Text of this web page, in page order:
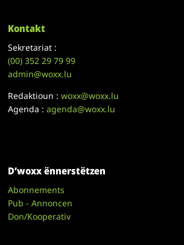
Kontakt
Sekretariat :
(00)352 29 79 99
admin@woxx.lu
Redaktioun :woxx@woxx.lu
Agenda :agenda@woxx.lu
D’woxx ënnerstëtzen
Abonnements
Pub - Annoncen
Don/Kooperativ